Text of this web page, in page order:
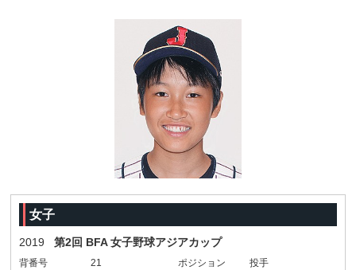
女子
2019 第2回 BFA 女子野球アジアカップ
背番号 21 ポジション
投手